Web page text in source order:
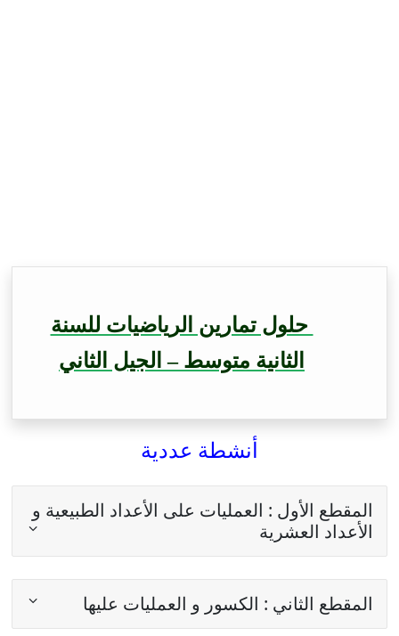
حلول تمارين الرياضيات للسنة
الثانية متوسط – الجيل الثاني
أنشطة عددية
المقطع الأول : العمليات على الأعداد الطبيعية و
الأعداد العشرية
المقطع الثاني : الكسور و العمليات عليها